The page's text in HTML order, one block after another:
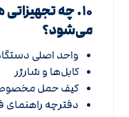
۱۰. چه
می‌شود؟
واحد اصلی
کابل‌ها و شارژر
کیف حمل
دفترچه راهنمای